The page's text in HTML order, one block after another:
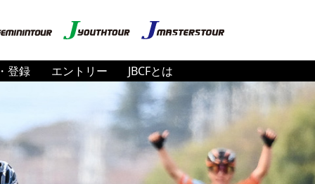
登録 エントリー JBCFとは